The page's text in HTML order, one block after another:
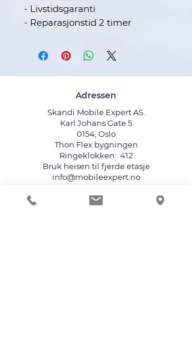
- Livstidsgaranti
- Reparasjonstid 2 timer
Adressen
Skandi Mobile Expert AS.
Karl Johans Gate 5
0154, Oslo
Thon Flex bygningen
Ringeklokken : 412
Bruk heisen til fjerde etasje
info@mobileexpert.no